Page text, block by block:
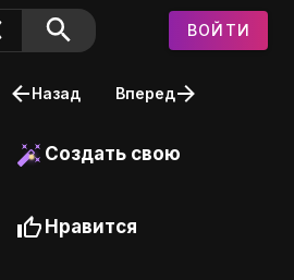
ВОЙТИ
Назад Вперед
Создать свою
Нравится